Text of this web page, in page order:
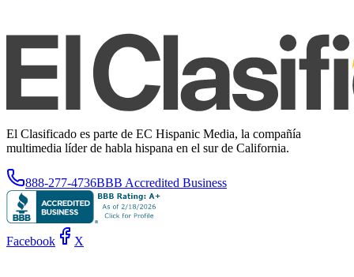
El Clasificado es parte de EC Hispanic Media, la compañía
multimedia líder de habla hispana en el sur de California.
888-277-4736BBB Accredited Business
Facebook X